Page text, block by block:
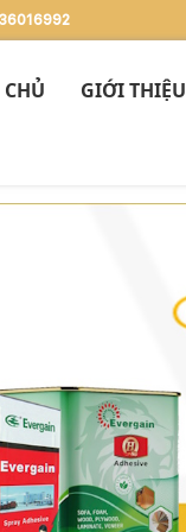
GIỚI THIỆU